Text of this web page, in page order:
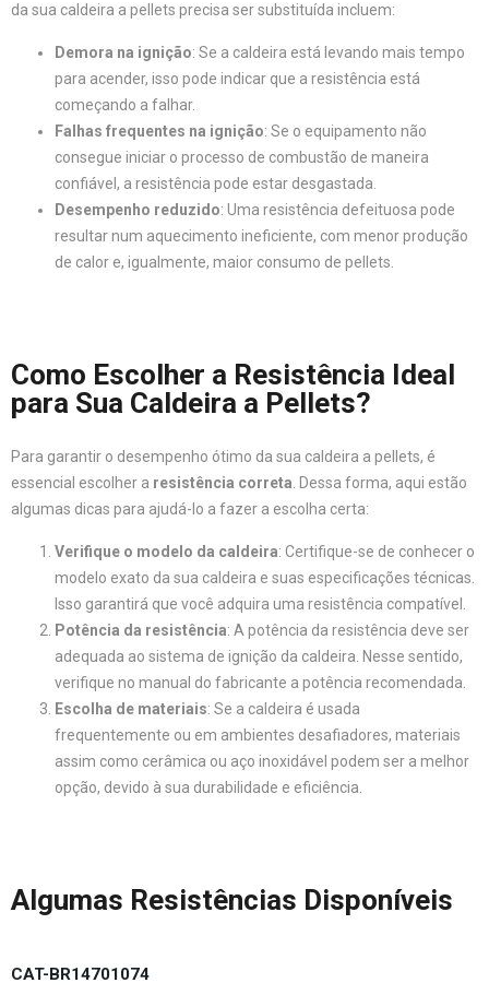
da sua caldeira a pellets precisa ser substituída incluem:
Demora na ignição: Se a caldeira está levando mais tempo
para acender, isso pode indicar que a resistência está
começando a falhar.
Falhas frequentes na ignição: Se o equipamento não
consegue iniciar o processo de combustão de maneira
confiável, a resistência pode estar desgastada.
Desempenho reduzido: Uma resistência defeituosa pode
resultar num aquecimento ineficiente, com menor produção
de calor e, igualmente, maior consumo de pellets.
Como Escolher a Resistência Ideal
para Sua Caldeira a Pellets?
Para garantir o desempenho ótimo da sua caldeira a pellets, é
essencial escolher a resistência correta . Dessa forma, aqui estão
algumas dicas para ajudá-lo a fazer a escolha certa:
Verifique o modelo da caldeira: Certifique-se de conhecer o
modelo exato da sua caldeira e suas especificações técnicas.
Isso garantirá que você adquira uma resistência compatível.
Potência da resistência: A potência da resistência deve ser
adequada ao sistema de ignição da caldeira. Nesse sentido,
verifique no manual do fabricante a potência recomendada.
Escolha de materiais: Se a caldeira é usada
frequentemente ou em ambientes desafiadores, materiais
assim como cerâmica ou aço inoxidável podem ser a melhor
opção, devido à sua durabilidade e eficiência.
Algumas Resistências Disponíveis
CAT-BR14701074